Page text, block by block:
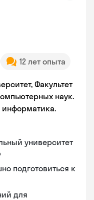
12 лет опыта
Факультет
наук.
университет
подготовиться к
для